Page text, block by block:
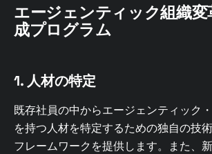
エージェンティック組織変
成プログラム
1. 人材の特定
既存社員の中からエージェンティック
を持つ人材を特定するための独自の技
フレームワークを提供します。また、